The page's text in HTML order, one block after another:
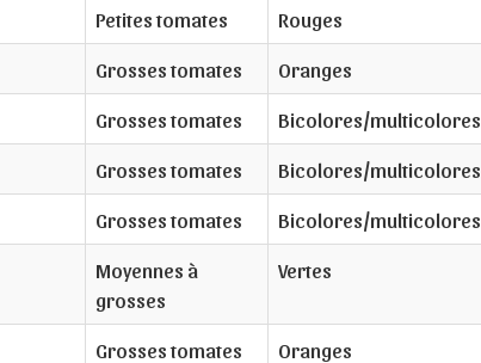
Petites tomates Rouges
Grosses tomates Oranges
Grosses tomates Bicolores/multicolores
Grosses tomates Bicolores/multicolores
Grosses tomates Bicolores/multicolores
Moyennes à
grosses
Vertes
Grosses tomates Oranges